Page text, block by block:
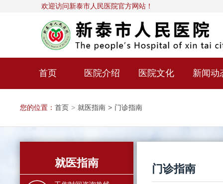
欢迎访问新泰市人民医院官方网站！
首页 医院介绍 医院文化 新闻动
您的位置： 首页 > 就医指南 > 门诊指南
就医指南 门诊指南